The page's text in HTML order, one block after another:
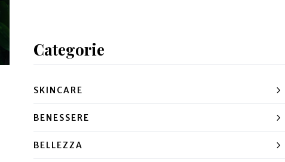
Categorie
SKINCARE
BENESSERE
BELLEZZA